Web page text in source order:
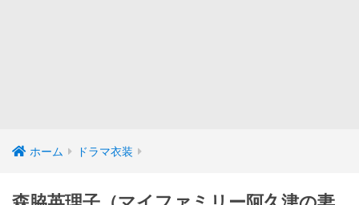
ホーム ドラマ衣装